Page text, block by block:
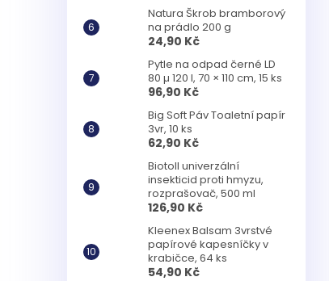
Natura Škrob bramborový
na prádlo 200 g
24,90 Kč
Pytle na odpad černé LD
80 µ 120 l, 70 × 110 cm, 15 ks
96,90 Kč
Big Soft Páv Toaletní papír
3vr, 10 ks
62,90 Kč
Biotoll univerzální
insekticid proti hmyzu,
rozprašovač, 500 ml
126,90 Kč
Kleenex Balsam 3vrstvé
papírové kapesníčky v
krabičce, 64 ks
54,90 Kč